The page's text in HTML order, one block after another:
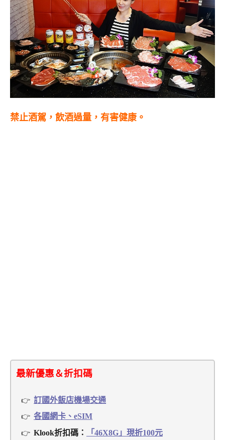
禁止酒駕，飲酒過量，有害健康。
最新優惠＆折扣碼
訂國外飯店機場交通
各國網卡、eSIM
Klook折扣碼：
「46X8G」現折100元